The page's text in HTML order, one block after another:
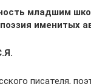
младшим
именитых
писателя,